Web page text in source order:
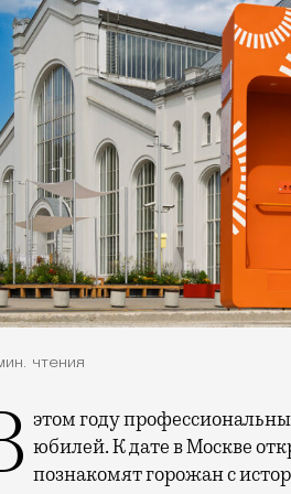
чтения
отмечает 70-летний юбилей. К дате в Москве
познакомят горожан с